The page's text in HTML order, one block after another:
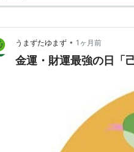
うまずたゆまず • 1ヶ月前
金運・財運最強の日「